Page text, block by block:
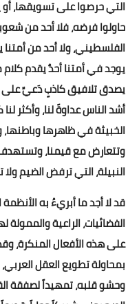
التي حرصوا على تسويقها،
حاولوا فرضه، فلا أحد من
الفلسطيني، ولا أحد من أمتنا
يوجد في أمتنا أحدٌ يقدم
يصدق تلافيق كاذبٍ دَعيِّ على
أشد الناس عداوةً لنا، وأكثر
الخبيثة في ظاهرها
وتتعارض مع قيمنا، وتستهدف
النبيلة، التي ترفض الضيم
قد لا أجد ما أبريءُ به
الفضائيات، الراعية
على هذه الأفعال المنكرة،
بمحاولة تطويع العقل
وحشو قلبه، تمهيداً لصفقة